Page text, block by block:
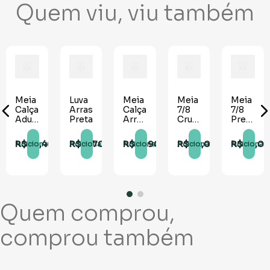
Quem viu, viu também
Meia
Calça
Adulto
Vermelha
R$22,40
Adicionar
Luva
Arrastão
Preta
R$11,70
Adicionar
Meia
Calça
Arrastão
Neon
Amarela
R$18,90
Adicionar
Meia
7/8
Cruz
Branca
R$22,00
Adicionar
Meia
7/8
Preta
com
3
Listras
Branca
R$22,
Adicionar
Quem comprou,
comprou também